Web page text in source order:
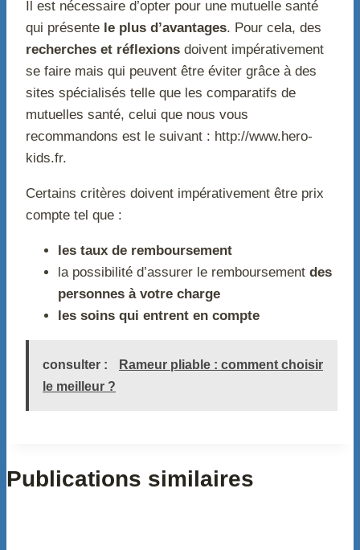
Il est nécessaire d’opter pour une mutuelle santé
qui présente le plus d’avantages. Pour cela, des
recherches et réflexions doivent impérativement
se faire mais qui peuvent être éviter grâce à des
sites spécialisés telle que les comparatifs de
mutuelles santé, celui que nous vous
recommandons est le suivant : http://www.hero-
kids.fr.
Certains critères doivent impérativement être prix
compte tel que :
les taux de remboursement
la possibilité d’assurer le remboursement des
personnes à votre charge
les soins qui entrent en compte
consulter :
Rameur pliable : comment choisir
le meilleur ?
Publications similaires